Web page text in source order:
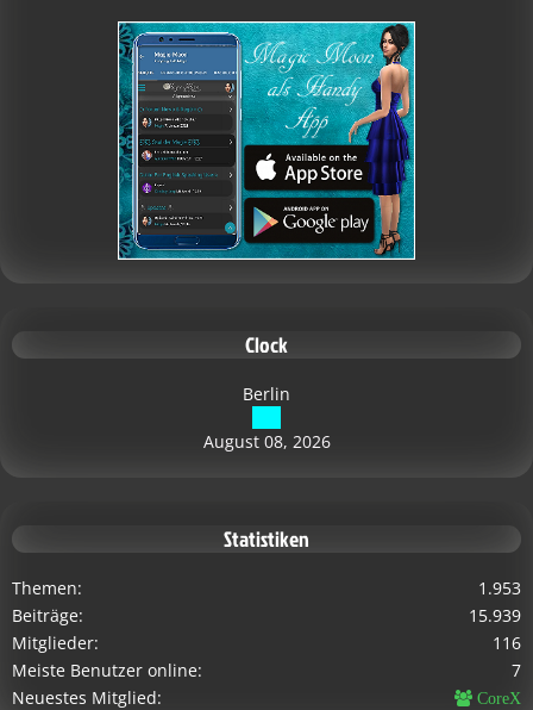
Clock
Berlin
August 08, 2026
Statistiken
Themen
1.953
Beiträge
15.939
Mitglieder
116
Meiste Benutzer online
7
Neuestes Mitglied
CoreX